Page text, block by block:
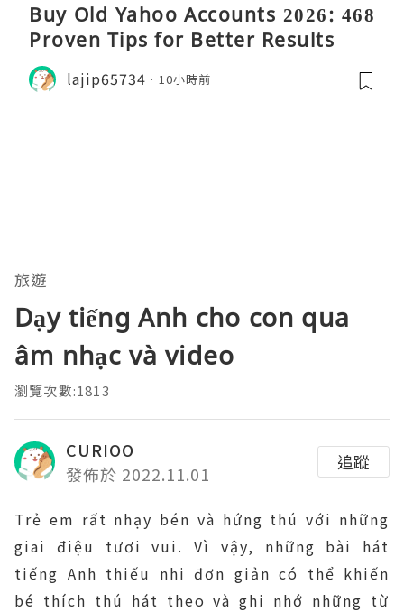
Buy Old Yahoo Accounts 2026: 468
Proven Tips for Better Results
lajip65734 10小時前
旅遊
Dạy tiếng Anh cho con qua
âm nhạc và video
瀏覽次數:1813
CURIOO
發佈於 2022.11.01
追蹤
Trẻ em rất nhạy bén và hứng thú với những
giai điệu tươi vui. Vì vậy, những bài hát
tiếng Anh thiếu nhi đơn giản có thể khiến
bé thích thú hát theo và ghi nhớ những từ